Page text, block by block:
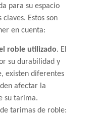
para su espacio
Estos son
en cuenta:
roble utilizado. El
su durabilidad y
existen diferentes
afectar la
su tarima.
tarimas de roble: